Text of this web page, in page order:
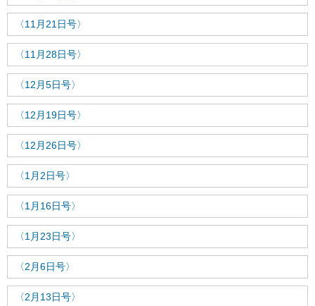
〈11月21日号〉
〈11月28日号〉
〈12月5日号〉
〈12月19日号〉
〈12月26日号〉
〈1月2日号〉
〈1月16日号〉
〈1月23日号〉
〈2月6日号〉
〈2月13日号〉